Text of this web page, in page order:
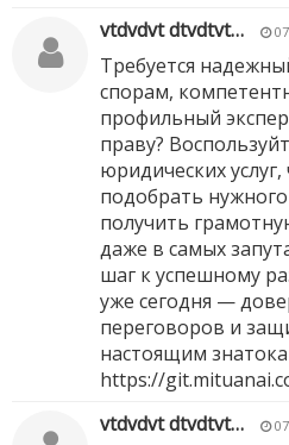
vtdvdvt dtvdtvt…
Требуется
спорам,
профильный
праву?
юридических
подобрать
получить
даже в самых
шаг к успешному
уже сегодня —
переговоров и
настоящим
https://
vtdvdvt dtvdtvt…